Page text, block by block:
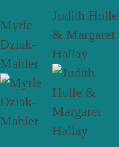
Myrle
Dziak-
Mahler
Judith Holle
& Margaret
Hallay